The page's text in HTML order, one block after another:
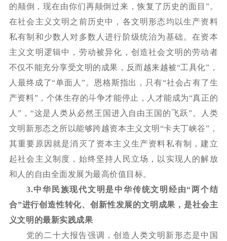
的颠倒，现在由你们再颠倒过来，恢复了历史的面目”。
在社会主义文明之前历史中，各文明形态均以生产资料
私有制和少数人对多数人进行阶级统治为基础。在资本
主义文明逻辑中，劳动被异化，创造社会文明的劳动者
不仅不能充分享受文明的成果，反而越来越被“工具化”，
人最终成了“单面人”。恩格斯指出，只有“社会占有了生
产资料”，个体生存的斗争才能停止，人才能成为“真正的
人”，“这是人类从必然王国进入自由王国的飞跃”。人类
文明新形态之所以能够跨越资本主义文明“卡夫丁峡谷”，
其重要原因就是消灭了资本主义生产资料私有制，建立
起社会主义制度，始终坚持人民立场，以实现人的解放
和人的自由全面发展为最高价值目标。
3.中华民族现代文明是中华传统文明经由“两个结
合”进行创造性转化、创新性发展的文明成果，是社会主
义文明的最新实践成果
党的二十大报告强调，创造人类文明新形态是中国